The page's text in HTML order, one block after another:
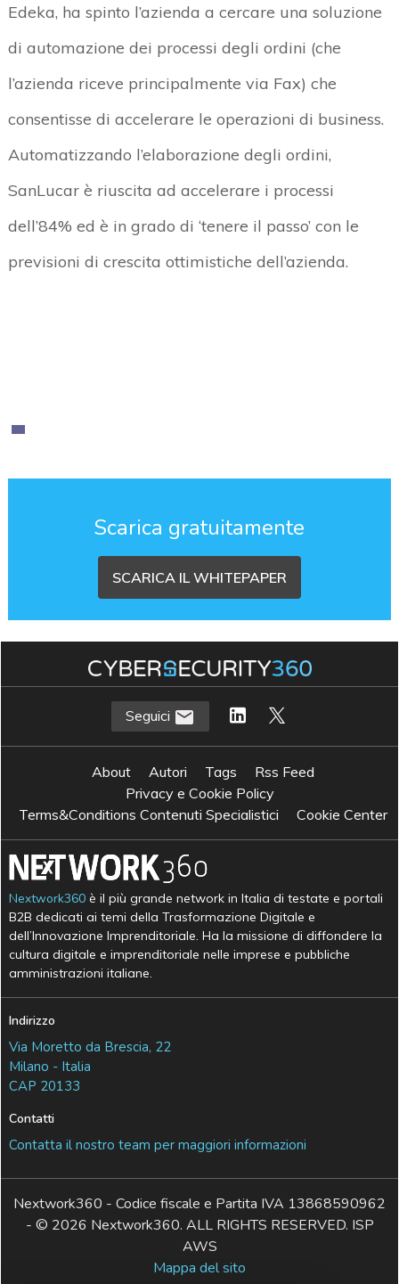
Edeka, ha spinto l’azienda a cercare una soluzione
di automazione dei processi degli ordini (che
l’azienda riceve principalmente via Fax) che
consentisse di accelerare le operazioni di business.
Automatizzando l’elaborazione degli ordini,
SanLucar è riuscita ad accelerare i processi
dell’84% ed è in grado di ‘tenere il passo’ con le
previsioni di crescita ottimistiche dell’azienda.
Scarica gratuitamente
SCARICA IL WHITEPAPER
Seguici
About Autori Tags
Rss Feed
Privacy e Cookie Policy
Terms&Conditions Contenuti Specialistici
Cookie Center
Nextwork360 è il più grande network in Italia di testate e portali
B2B dedicati ai temi della Trasformazione Digitale e
dell’Innovazione Imprenditoriale. Ha la missione di diffondere la
cultura digitale e imprenditoriale nelle imprese e pubbliche
amministrazioni italiane.
Indirizzo
Via Moretto da Brescia, 22
Milano - Italia
CAP 20133
Contatti
Contatta il nostro team per maggiori informazioni
Nextwork360 - Codice fiscale e Partita IVA 13868590962
- © 2026 Nextwork360. ALL RIGHTS RESERVED. ISP
AWS
Mappa del sito